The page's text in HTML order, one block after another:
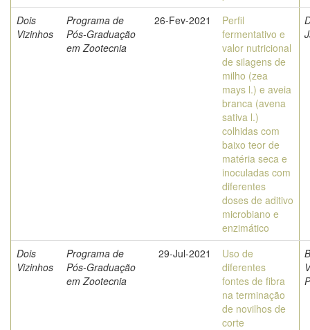
Dois
Vizinhos
Programa de
Pós-Graduação
em Zootecnia
26-Fev-2021
Perfil
fermentativo e
valor nutricional
de silagens de
milho (zea
mays l.) e aveia
branca (avena
sativa l.)
colhidas com
baixo teor de
matéria seca e
inoculadas com
diferentes
doses de aditivo
microbiano e
enzimático
Dois
Vizinhos
Programa de
Pós-Graduação
em Zootecnia
29-Jul-2021
Uso de
diferentes
fontes de fibra
na terminação
de novilhos de
corte